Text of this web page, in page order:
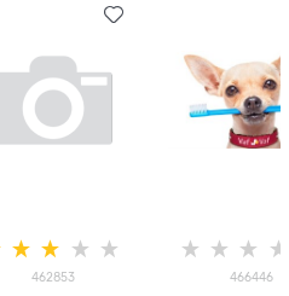
462853 466446